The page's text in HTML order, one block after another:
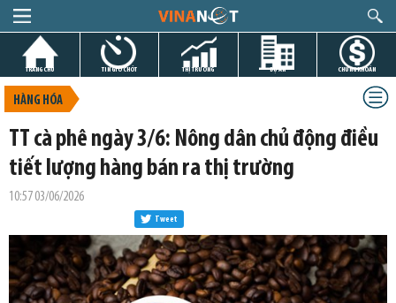
TRANG CHỦ TIN GIỜ CHÓT THỊ TRƯỜNG DỰ ÁN CHỨNG KHOÁN
HÀNG HÓA
TT cà phê ngày 3/6: Nông dân chủ động điều
tiết lượng hàng bán ra thị trường
10:57 03/06/2026
Tweet